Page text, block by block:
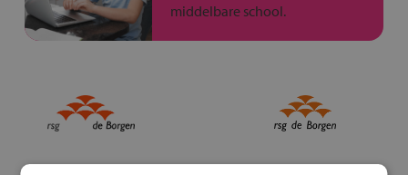
middelbare school.